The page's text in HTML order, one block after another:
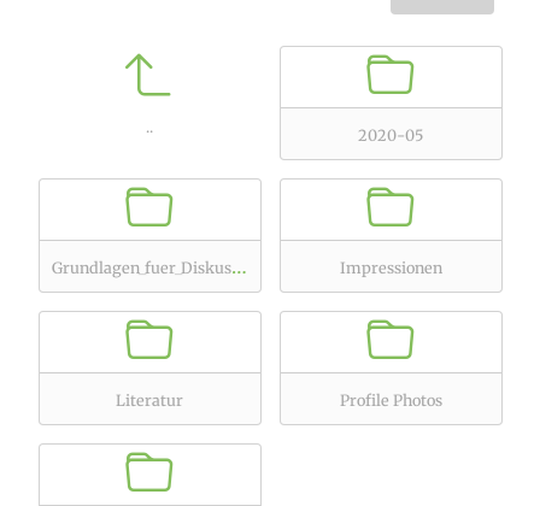
.. 2020-05
G
rundlagen_fuer_Diskussionen Impressionen
Literatur Profile Photos